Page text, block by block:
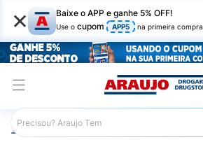
× Baixe o APP e ganhe 5% OFF!
Use o cupom APP5 na primeira compra
Araujo Infantil